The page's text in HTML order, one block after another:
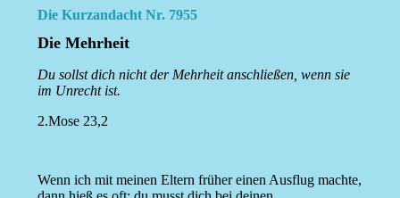
Die Kurzandacht Nr. 7955
Die Mehrheit
Du sollst dich nicht der Mehrheit anschließen, wenn sie
im Unrecht ist.
2.Mose 23,2
Wenn ich mit meinen Eltern früher einen Ausflug machte,